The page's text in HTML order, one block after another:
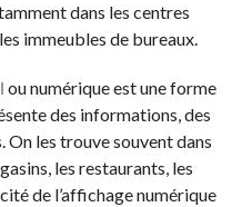
dans les centres
immeubles de bureaux.
ou numérique est une forme
des informations, des
On les trouve souvent dans
les restaurants, les
de l’affichage numérique